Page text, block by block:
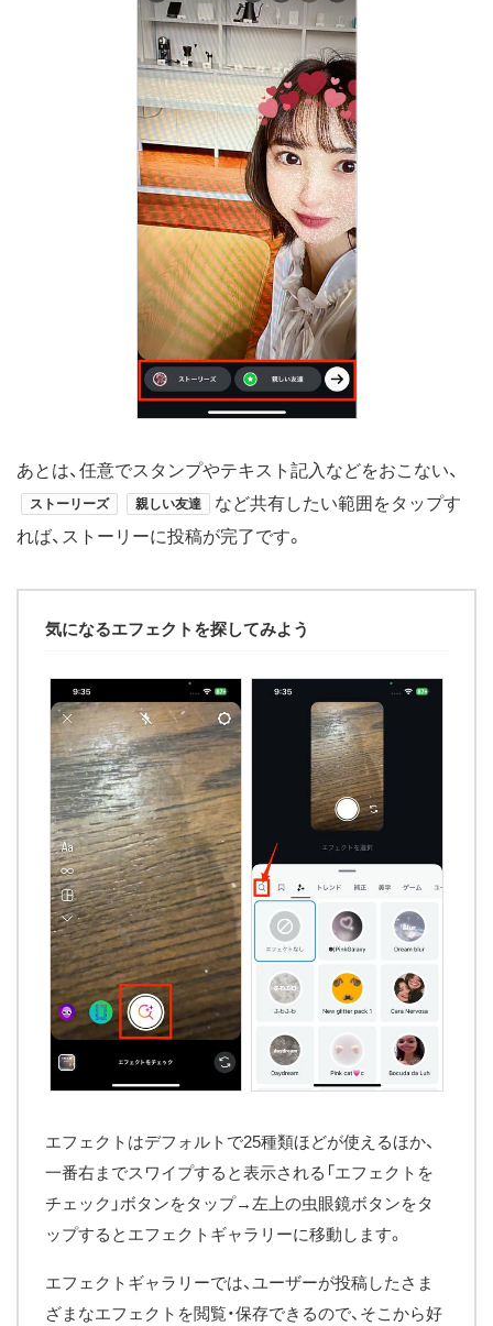
あとは、任意でスタンプやテキスト記入などをおこない、
ストーリーズ 親しい友達
など共有したい範囲をタップす
れば、ストーリーに投稿が完了です。
気になるエフェクトを探してみよう
エフェクトはデフォルトで25種類ほどが使えるほか、
一番右までスワイプすると表示される「エフェクトを
チェック」ボタンをタップ→左上の虫眼鏡ボタンをタ
ップするとエフェクトギャラリーに移動します。
エフェクトギャラリーでは、ユーザーが投稿したさま
ざまなエフェクトを閲覧・保存できるので、そこから好